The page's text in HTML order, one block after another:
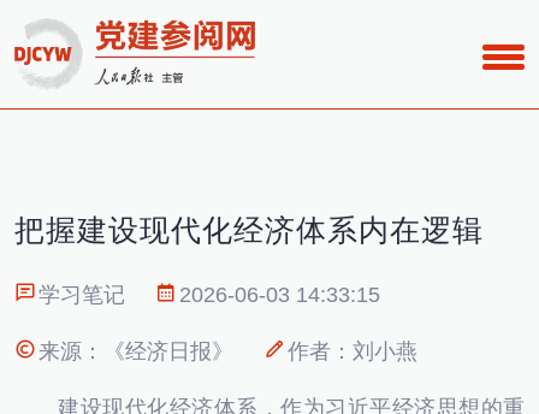
把握建设现代化经济体系内在逻辑
学习笔记 2026-06-03 14:33:15
来源：《经济日报》 作者：刘小燕
建设现代化经济体系，作为习近平经济思想的重